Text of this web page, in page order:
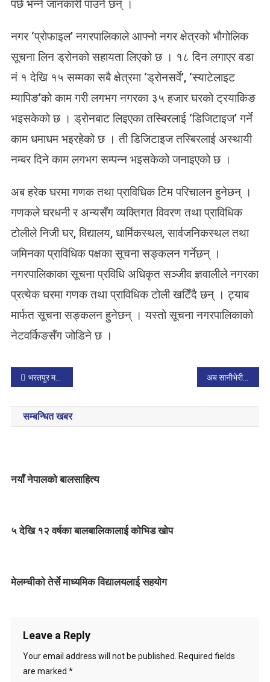
पर्छ भन्ने जानकारी पाउने छन् ।
नगर ‘प्रोफाइल’ नगरपालिकाले आफ्नो नगर क्षेत्रको भौगोलिक
सूचना लिन ड्रोनको सहायता लिएको छ । १८ दिन लगाएर वडा
नं १ देखि १५ सम्मका सबै क्षेत्रमा ‘ड्रोनसर्वे’, ‘स्याटेलाइट
म्यापिङ’को काम गरी लगभग नगरका ३५ हजार घरको ट्रयाकिङ
भइसकेको छ । ड्रोनबाट लिइएका तस्बिरलाई ‘डिजिटाइज’ गर्ने
काम धमाधम भइरहेको छ । ती डिजिटाइज तस्बिरलाई अस्थायी
नम्बर दिने काम लगभग सम्पन्न भइसकेको जनाइएको छ ।
अब हरेक घरमा गणक तथा प्राविधिक टिम परिचालन हुनेछन् ।
गणकले घरधनी र अन्यसँग व्यक्तिगत विवरण तथा प्राविधिक
टोलीले निजी घर, विद्यालय, धार्मिकस्थल, सार्वजनिकस्थल तथा
जमिनका प्राविधिक पक्षका सूचना सङ्कलन गर्नेछन् ।
नगरपालिकाका सूचना प्रविधि अधिकृत सञ्जीव ज्ञवालीले नगरका
प्रत्येक घरमा गणक तथा प्राविधिक टोली खटिँदै छन् । ट्याब
मार्फत सूचना सङ्कलन हुनेछन् । यस्तो सूचना नगरपालिकाको
नेटवर्किङसँग जोडिने छ ।
P
o
s
n
a
भरतपुर महानगरका ६ सय ९२ विद्यार्थीलाई छात्रवृत्ति अब सानीभेरी नदीमा जलयात्रा गर्न सकिने
सम्बन्धित खबर
नयाँ नेपालको बालसाहित्य
५ देखि १२ वर्षका बालबालिकालाई कोभिड खोप
मेलम्चीकाे तेर्से माध्यमिक विद्यालयलाई सहयोग
Leave a Reply
Your email address will not be published.
Required fields
are marked *